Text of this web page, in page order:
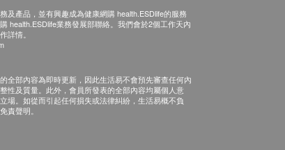
及產品，並有興趣成為健康網購 health.ESDlife的服務
health.ESDlife業務發展部聯絡。我們會於2個工作天內
詳情。
全部內容為即時更新，因此生活易不會預先審查任何內
性及質量。此外，會員所發表的全部內容均屬個人意
場。如從而引起任何損失或法律糾紛，生活易概不負
責聲明。